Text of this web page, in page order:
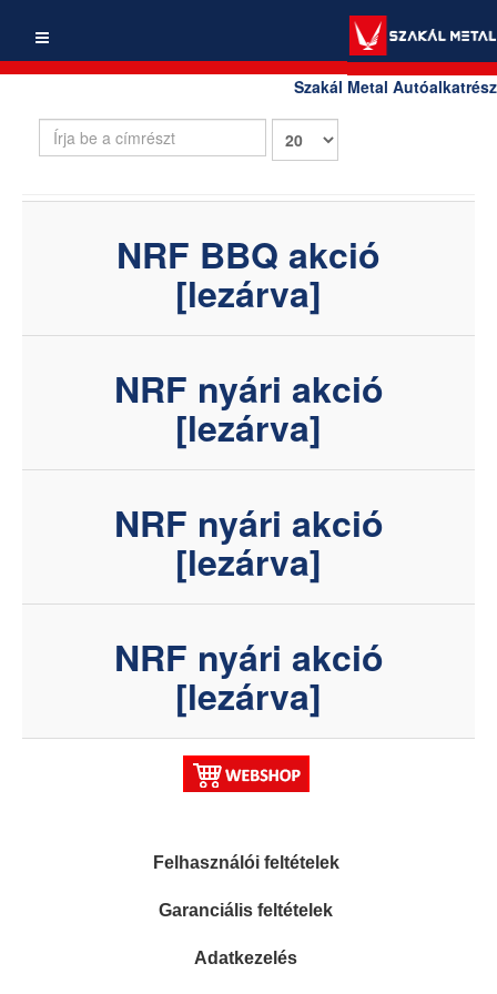
Szakál Metal Autóalkatrész
Írja
Tételek
NRF BBQ akció
[lezárva]
NRF nyári akció
[lezárva]
NRF nyári akció
[lezárva]
NRF nyári akció
[lezárva]
Felhasználói feltételek
Garanciális feltételek
Adatkezelés